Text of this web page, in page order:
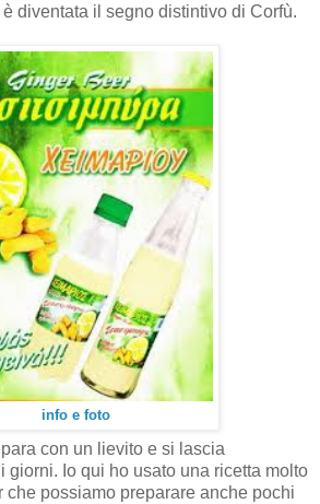
diventata il segno distintivo di Corfù.
info e foto
con un lievito e si lascia
giorni. Io qui ho usato una ricetta molto
che possiamo preparare anche pochi